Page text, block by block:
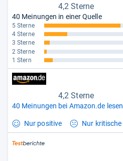
4,2 Sterne
40 Meinungen in einer Quelle
5 Sterne
4 Sterne
3 Sterne
2 Sterne
1 Stern
4,2 Sterne
40 Meinungen bei Amazon.de lesen
Nur positive Nur kritische